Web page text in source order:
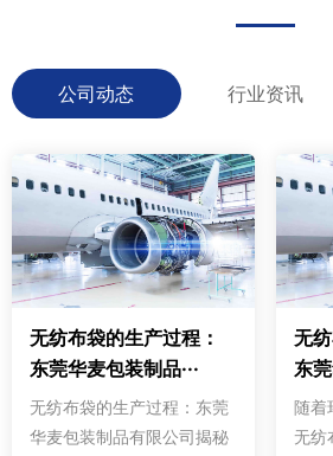
公司动态 行业资讯
无纺布袋的生产过程：
东莞华麦包装制品···
无纺布袋的生产过程：东莞
华麦包装制品有限公司揭秘
无
东
随着
无纺